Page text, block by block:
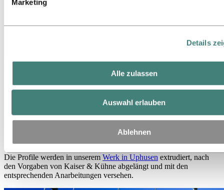
Marketing
Details
Alle zulassen
Auswahl erlauben
Ablehnen
Diese Innovation verbindet besten Sitzkomfort mit optimaler
Sicherheit. Die daraus resultierende längere Gesamtlebensdauer des
Schaukelsitzes ist ein wertvoller Beitrag für mehr Nachhaltigkeit,
Die Zusammenarbeit mit Hydro ist überaus
lösungsorientiert und bringt uns sehr viele Vorteile“,
betont Mario Callsen-Bracker Leiter AV und Einkauf
Die Profile werden in unserem Werk in Uphusen extrudiert, nach
den Vorgaben von Kaiser & Kühne abgelängt und mit den
entsprechenden Anarbeitungen versehen.